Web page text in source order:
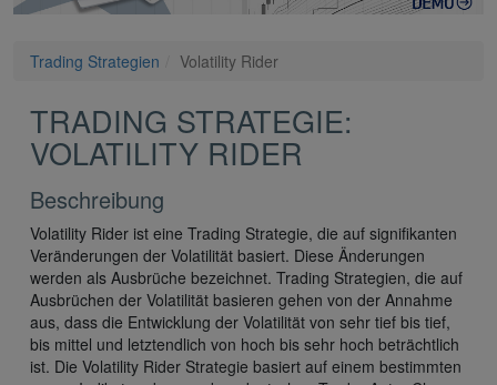
Trading Strategien Volatility Rider
TRADING STRATEGIE:
VOLATILITY RIDER
Beschreibung
Volatility Rider ist eine Trading Strategie, die auf signifikanten
Veränderungen der Volatilität basiert. Diese Änderungen
werden als Ausbrüche bezeichnet. Trading Strategien, die auf
Ausbrüchen der Volatilität basieren gehen von der Annahme
aus, dass die Entwicklung der Volatilität von sehr tief bis tief,
bis mittel und letztendlich von hoch bis sehr hoch beträchtlich
ist. Die Volatility Rider Strategie basiert auf einem bestimmten